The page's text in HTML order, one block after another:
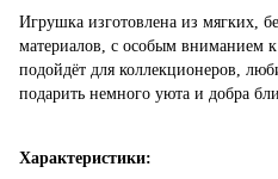
Игрушка изготовлена из мягких,
материалов, с особым вниманием
подойдёт для коллекционеров,
подарить немного уюта и добра
Характеристики: